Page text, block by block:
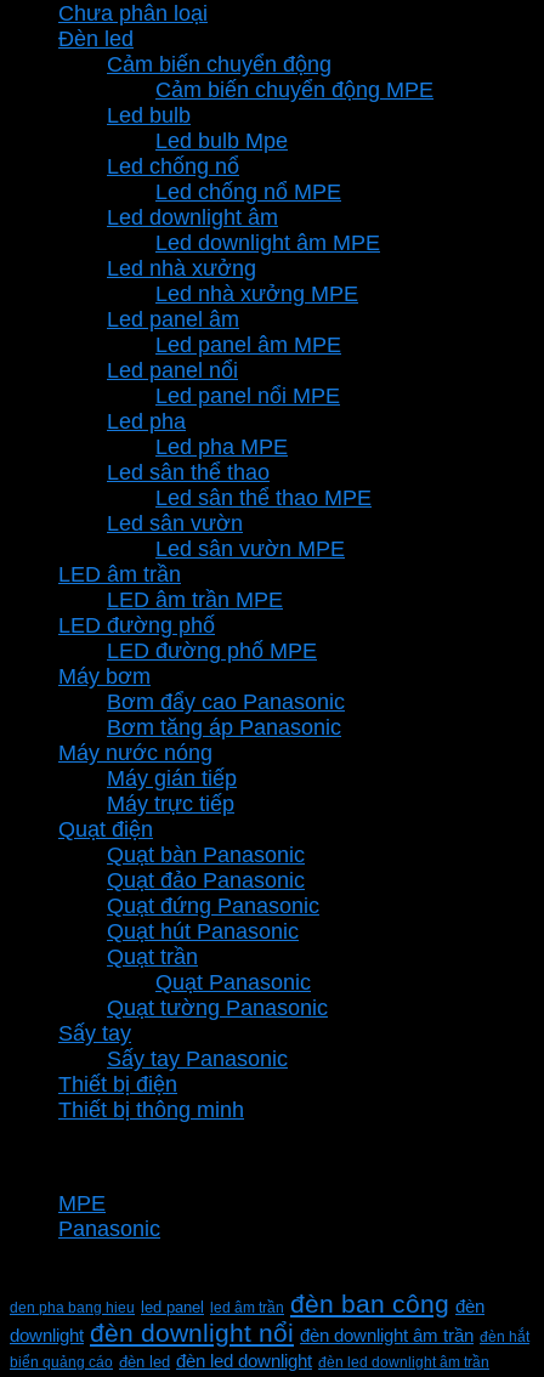
108.300 ₫.
là:
Chưa phân loại
Đèn led
Cảm biến chuyển động
Cảm biến chuyển động MPE
Led bulb
Led bulb Mpe
Led chống nổ
Led chống nổ MPE
Led downlight âm
Led downlight âm MPE
Led nhà xưởng
Led nhà xưởng MPE
Led panel âm
Led panel âm MPE
Led panel nổi
Led panel nổi MPE
Led pha
Led pha MPE
Led sân thể thao
Led sân thể thao MPE
Led sân vườn
Led sân vườn MPE
LED âm trần
LED âm trần MPE
LED đường phố
LED đường phố MPE
Máy bơm
Bơm đẩy cao Panasonic
Bơm tăng áp Panasonic
Máy nước nóng
Máy gián tiếp
Máy trực tiếp
Quạt điện
Quạt bàn Panasonic
Quạt đảo Panasonic
Quạt đứng Panasonic
Quạt hút Panasonic
Quạt trần
Quạt Panasonic
Quạt tường Panasonic
Sấy tay
Sấy tay Panasonic
Thiết bị điện
Thiết bị thông minh
MPE
Panasonic
den pha bang hieu led panel led âm trần đèn ban công đèn
downlight đèn downlight nổi đèn downlight âm trần đèn hắt
biển quảng cáo đèn led đèn led downlight đèn led downlight âm trần